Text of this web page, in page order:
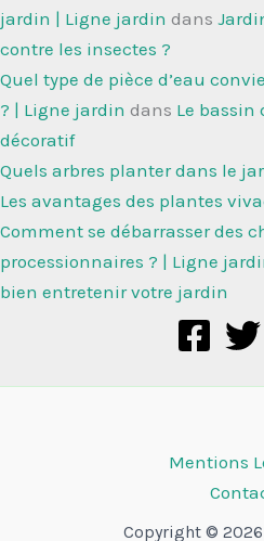
jardin | Ligne jardin dans
contre les insectes ?
Quel type de pièce d’eau
? | Ligne jardin dans Le bassin
décoratif
Quels arbres planter dans le
Les avantages des plantes
Comment se débarrasser des
processionnaires ? | Ligne
bien entretenir votre jardin
Mentions
Copyright ©